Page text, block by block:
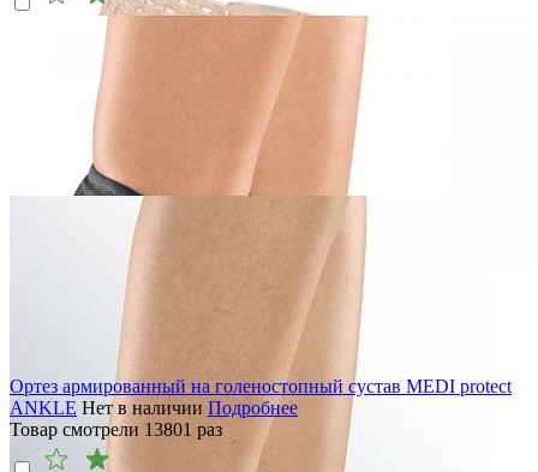
Ортез армированный на голеностопный сустав MEDI protect
ANKLE Нет в наличии Подробнее
Товар смотрели 13801 раз